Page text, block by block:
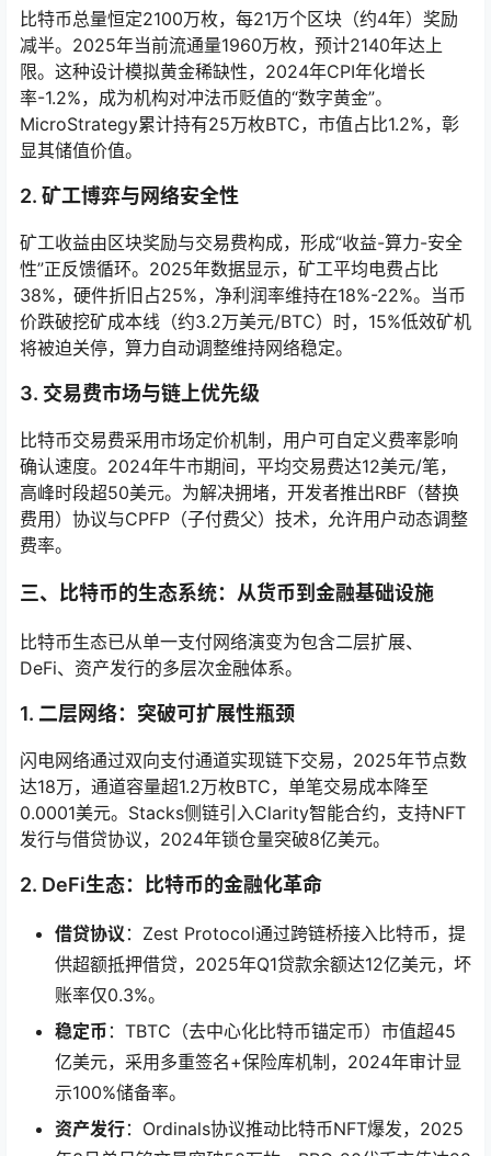
比特币总量恒定2100万枚，每21万个区块（约4年）奖励
减半。2025年当前流通量1960万枚，预计2140年达上
限。这种设计模拟黄金稀缺性，2024年CPI年化增长
率-1.2%，成为机构对冲法币贬值的“数字黄金”。
MicroStrategy累计持有25万枚BTC，市值占比1.2%，彰
显其储值价值。
2. 矿工博弈与网络安全性
矿工收益由区块奖励与交易费构成，形成“收益-算力-安全
性”正反馈循环。2025年数据显示，矿工平均电费占比
38%，硬件折旧占25%，净利润率维持在18%-22%。当币
价跌破挖矿成本线（约3.2万美元/BTC）时，15%低效矿机
将被迫关停，算力自动调整维持网络稳定。
3. 交易费市场与链上优先级
比特币交易费采用市场定价机制，用户可自定义费率影响
确认速度。2024年牛市期间，平均交易费达12美元/笔，
高峰时段超50美元。为解决拥堵，开发者推出RBF（替换
费用）协议与CPFP（子付费父）技术，允许用户动态调整
费率。
三、比特币的生态系统：从货币到金融基础设施
比特币生态已从单一支付网络演变为包含二层扩展、
DeFi、资产发行的多层次金融体系。
1. 二层网络：突破可扩展性瓶颈
闪电网络通过双向支付通道实现链下交易，2025年节点数
达18万，通道容量超1.2万枚BTC，单笔交易成本降至
0.0001美元。Stacks侧链引入Clarity智能合约，支持NFT
发行与借贷协议，2024年锁仓量突破8亿美元。
2. DeFi生态：比特币的金融化革命
借贷协议 ：Zest Protocol通过跨链桥接入比特币，提
供超额抵押借贷，2025年Q1贷款余额达12亿美元，坏
账率仅0.3%。
稳定币 ：TBTC（去中心化比特币锚定币）市值超45
亿美元，采用多重签名+保险库机制，2024年审计显
示100%储备率。
资产发行：Ordinals协议推动比特币NFT爆发，2025